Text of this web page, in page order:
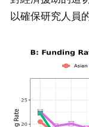
以確保研究人員